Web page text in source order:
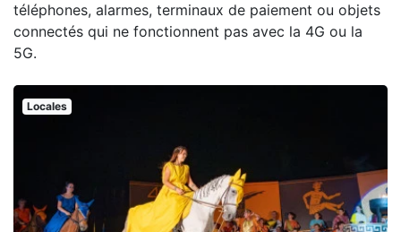
téléphones, alarmes, terminaux de paiement ou objets
connectés qui ne fonctionnent pas avec la 4G ou la
5G.
Locales